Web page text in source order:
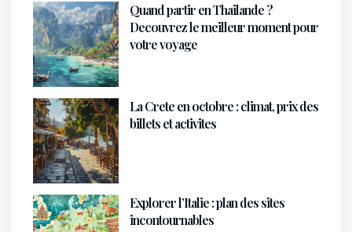
Quand partir en Thailande ?
Decouvrez le meilleur moment pour
votre voyage
La Crete en octobre : climat, prix des
billets et activites
Explorer l’Italie : plan des sites
incontournables